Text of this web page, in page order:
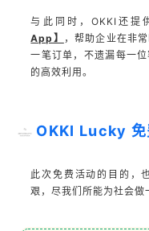
与此同时，OKKI还提
App】
，帮助企业在非
一笔订单，不遗漏每一
的高效利用。
OKKI Lucky 免
此次免费活动的目的，
艰，尽我们所能为社会